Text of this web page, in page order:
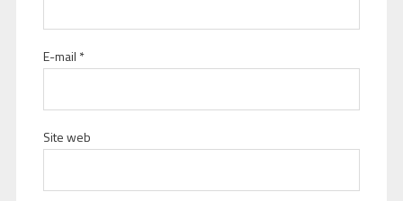
E-mail *
Site web